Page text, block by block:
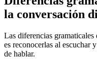
la conversación
Las diferencias
es reconocerlas al escuchar
de hablar.